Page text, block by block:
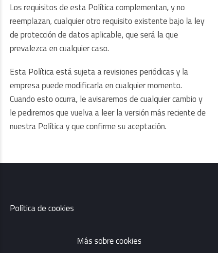
Los requisitos de esta Política complementan, y no
reemplazan, cualquier otro requisito existente bajo la ley
de protección de datos aplicable, que será la que
prevalezca en cualquier caso.
Esta Política está sujeta a revisiones periódicas y la
empresa puede modificarla en cualquier momento.
Cuando esto ocurra, le avisaremos de cualquier cambio y
le pediremos que vuelva a leer la versión más reciente de
nuestra Política y que confirme su aceptación.
Política de cookies
Más sobre cookies